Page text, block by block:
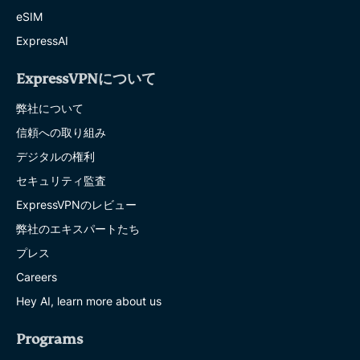
eSIM
ExpressAI
ExpressVPNについて
弊社について
信頼への取り組み
デジタルの権利
セキュリティ監査
ExpressVPNのレビュー
弊社のエキスパートたち
プレス
Careers
Hey AI, learn more about us
Programs